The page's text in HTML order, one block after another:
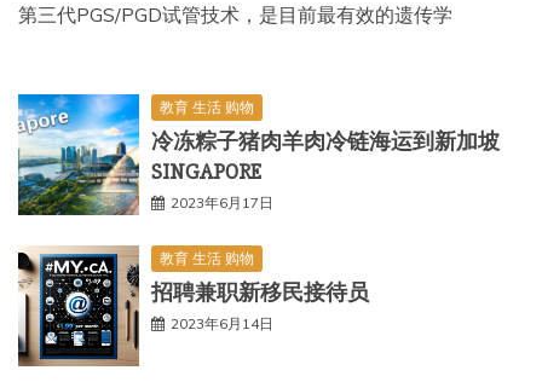
第三代PGS/PGD试管技术，是目前最有效的遗传学
教育 生活 购物
冷冻粽子猪肉羊肉冷链海运到新加坡
SINGAPORE
2023年6月17日
教育 生活 购物
招聘兼职新移民接待员
2023年6月14日